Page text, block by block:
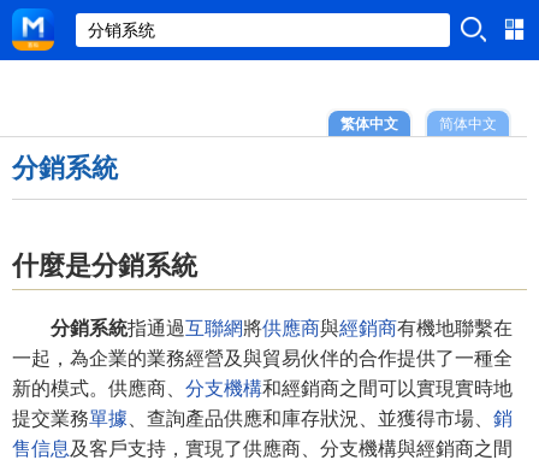
简体中文
繁体中文
分銷系統
什麼是分銷系統
分銷系統指通過互聯網將供應商與經銷商有機地聯繫在
一起，為企業的業務經營及與貿易伙伴的合作提供了一種全
新的模式。供應商、 分支機構和經銷商之間可以實現實時地
提交業務單據 、查詢產品供應和庫存狀況、並獲得市場、 銷
售信息 及客戶支持，實現了供應商、分支機構與經銷商之間